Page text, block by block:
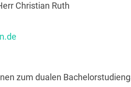
Christian Ruth
zum dualen